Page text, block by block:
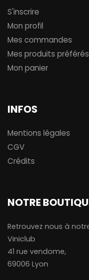
S'inscrire
Mon profil
Mes commandes
Mes produits préférés
Mon panier
INFOS
Mentions légales
CGV
Crédits
NOTRE
Retrouvez nous à
Viniclub
41 rue vendome,
69006 Lyon